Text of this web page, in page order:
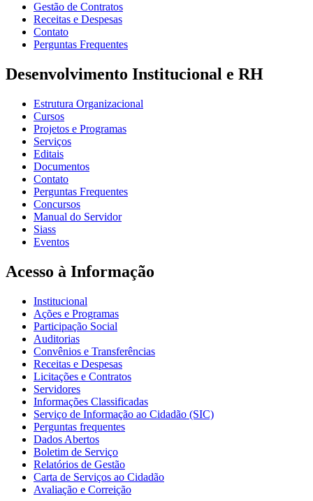
Gestão de Contratos
Receitas e Despesas
Contato
Perguntas Frequentes
Desenvolvimento Institucional e RH
Estrutura Organizacional
Cursos
Projetos e Programas
Serviços
Editais
Documentos
Contato
Perguntas Frequentes
Concursos
Manual do Servidor
Siass
Eventos
Acesso à Informação
Institucional
Ações e Programas
Participação Social
Auditorias
Convênios e Transferências
Receitas e Despesas
Licitações e Contratos
Servidores
Informações Classificadas
Serviço de Informação ao Cidadão (SIC)
Perguntas frequentes
Dados Abertos
Boletim de Serviço
Relatórios de Gestão
Carta de Serviços ao Cidadão
Avaliação e Correição